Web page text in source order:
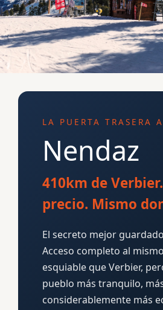
LA PUERTA TRASERA
Nendaz
410km de
precio. Mismo
El secreto mejor
Acceso completo al
esquiable que Verbier,
pueblo más tranquilo,
considerablemente más